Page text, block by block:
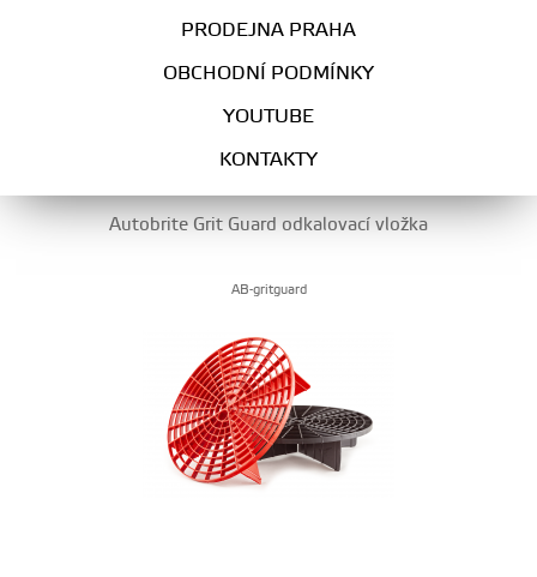
PRODEJNA PRAHA
OBCHODNÍ PODMÍNKY
YOUTUBE
KONTAKTY
AUTOKOSMETIKA
KBELÍKY, ŠTĚTCE A DALŠÍ PŘÍSLUŠENSTVÍ
Autobrite Grit Guard odkalovací vložka
AB-gritguard